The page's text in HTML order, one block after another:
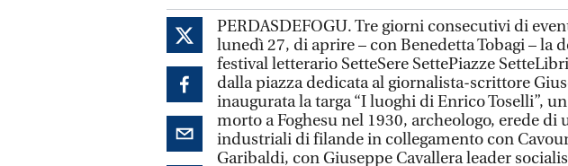
PERDASDEFOGU. Tre giorni consecutivi di
lunedì 27, di aprire – con Benedetta Tobagi – la
festival letterario SetteSere SettePiazze
dalla piazza dedicata al giornalista-scrittore
inaugurata la targa “I luoghi di Enrico Toselli”,
morto a Foghesu nel 1930, archeologo, erede di
industriali di filande in collegamento con
Garibaldi, con Giuseppe Cavallera leader